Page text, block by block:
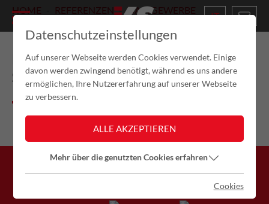
IT
HOME REFERENZEN
GASTGEWERBE
RESTAURANT MONDSCHEIN,
SAPPADA
Datenschutzeinstellungen
Auf unserer Webseite werden Cookies verwendet. Einige
davon werden zwingend benötigt, während es uns andere
ermöglichen, Ihre Nutzererfahrung auf unserer Webseite
zu verbessern.
ALLE AKZEPTIEREN
Mehr über die genutzten Cookies erfahren
Cookies